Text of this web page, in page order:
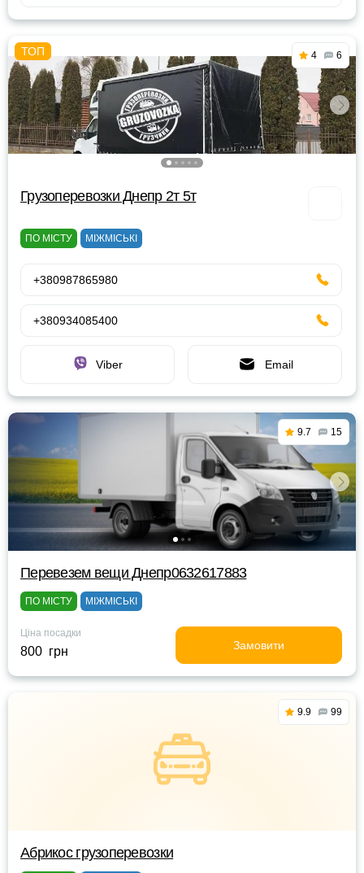
4 6
Грузоперевозки Днепр 2т 5т
ПО МІСТУ МІЖМІСЬКІ
+380987865980
+380934085400
Viber Email
9.7 15
Перевезем вещи Днепр0632617883
ПО МІСТУ МІЖМІСЬКІ
Ціна посадки
800 грн Замовити
9.9 99
Абрикос грузоперевозки